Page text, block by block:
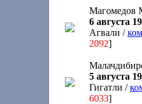
Магомедов
6 августа
Агвали /
2092]
5 августа
Гигатли /
6033]